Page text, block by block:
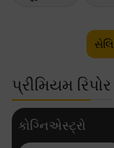
પ્રીમિયમ રિપોર
કોગ્નિએસ્ટ્રો